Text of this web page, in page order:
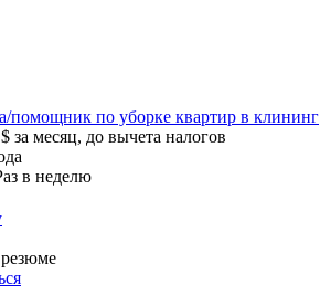
по уборке квартир в клининг
$ за месяц, до вычета налогов
в неделю